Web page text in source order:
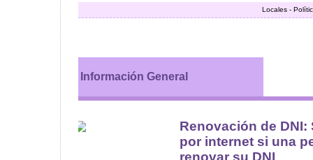
Locales -
Información General
Renovación de
por internet si una
renovar su DNI